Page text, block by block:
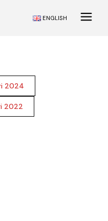
ENGLISH
2024
2022